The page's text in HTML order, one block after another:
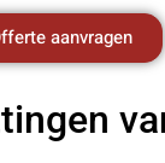
aanvragen